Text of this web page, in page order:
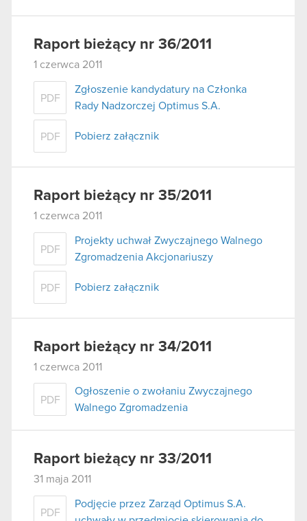
Raport bieżący nr 36/2011
1 czerwca 2011
PDF
Zgłoszenie kandydatury na Członka
Rady Nadzorczej Optimus S.A.
PDF Pobierz załącznik
Raport bieżący nr 35/2011
1 czerwca 2011
PDF
Projekty uchwał Zwyczajnego Walnego
Zgromadzenia Akcjonariuszy
PDF Pobierz załącznik
Raport bieżący nr 34/2011
1 czerwca 2011
PDF
Ogłoszenie o zwołaniu Zwyczajnego
Walnego Zgromadzenia
Raport bieżący nr 33/2011
31 maja 2011
PDF
Podjęcie przez Zarząd Optimus S.A.